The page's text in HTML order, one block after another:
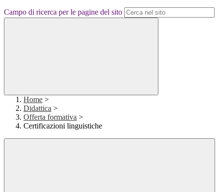
Campo di ricerca per le pagine del sito
Home >
Didattica >
Offerta formativa >
Certificazioni linguistiche